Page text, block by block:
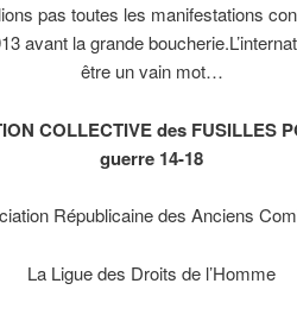
pas toutes les manifestations
avant la grande
être un vain mot…
COLLECTIVE des FUSILLES
guerre 14-18
Républicaine des Anciens
La Ligue des Droits de l’Homme